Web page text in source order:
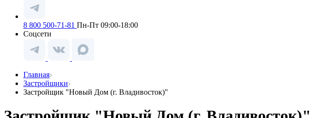
8 800 500-71-81 Пн-Пт 09:00-18:00
Соцсети
Главная
Застройщики
Застройщик "Новый Дом (г. Владивосток)"